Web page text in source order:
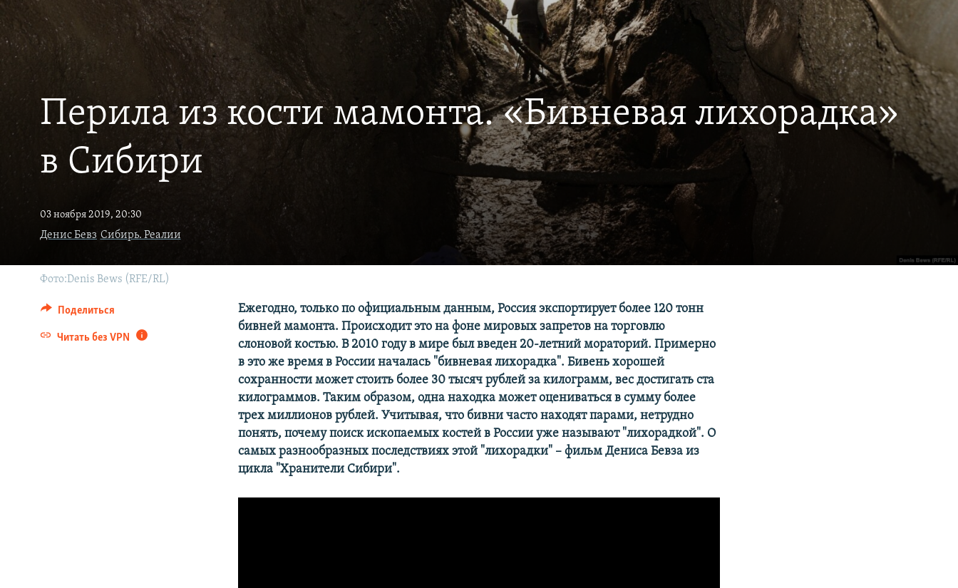
КРЫМ.НЕПОКОРЕННЫЙ
ELIFBE
УКРАИНСКАЯ ПРОБЛЕМА КРЫМА
Перила из кости мамонта. «Бивневая лихорадка»
в Сибири
03 ноября 2019, 20:30
Денис Бевз Сибирь. Реалии
Фото:Denis Bews (RFE/RL)
Поделиться
Читать без VPN
Ежегодно, только по официальным данным, Россия экспортирует более 120 тонн
бивней мамонта. Происходит это на фоне мировых запретов на торговлю
слоновой костью. В 2010 году в мире был введен 20-летний мораторий. Примерно
в это же время в России началась "бивневая лихорадка". Бивень хорошей
сохранности может стоить более 30 тысяч рублей за килограмм, вес достигать ста
килограммов. Таким образом, одна находка может оцениваться в сумму более
трех миллионов рублей. Учитывая, что бивни часто находят парами, нетрудно
понять, почему поиск ископаемых костей в России уже называют "лихорадкой". О
самых разнообразных последствиях этой "лихорадки" – фильм Дениса Бевза из
цикла "Хранители Сибири".